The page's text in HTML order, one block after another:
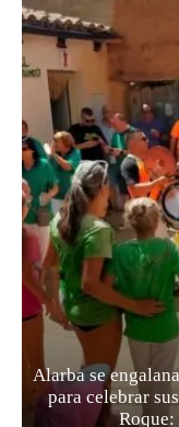
Alarba se
para celebrar
Roque: